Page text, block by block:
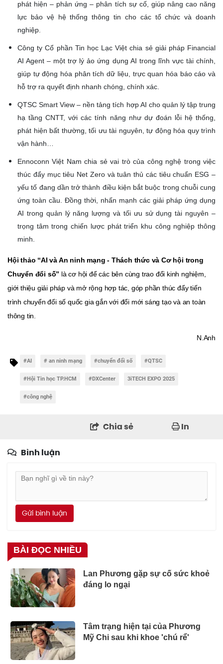
phát hiện – phản ứng – phân tích sự cố, giúp nâng cao năng
lực bảo vệ hệ thống thông tin cho các tổ chức và doanh
nghiệp.
Công ty Cổ phần Tin học Lạc Việt chia sẻ giải pháp Financial
AI Agent – một trợ lý ảo ứng dụng AI trong lĩnh vực tài chính,
giúp tự động hóa phân tích dữ liệu, trực quan hóa báo cáo và
hỗ trợ ra quyết định nhanh chóng, chính xác.
QTSC Smart View – nền tảng tích hợp AI cho quản lý tập trung
hạ tầng CNTT, với các tính năng như dự đoán lỗi hệ thống,
phát hiện bất thường, tối ưu tài nguyên, tự động hóa quy trình
vận hành…
Ennoconn Việt Nam chia sẻ vai trò của công nghệ trong việc
thúc đẩy mục tiêu Net Zero và tuân thủ các tiêu chuẩn ESG –
yếu tố đang dần trở thành điều kiện bắt buộc trong chuỗi cung
ứng toàn cầu. Đồng thời, nhấn mạnh các giải pháp ứng dụng
AI trong quản lý năng lượng và tối ưu sử dụng tài nguyên –
trọng tâm trong chiến lược phát triển khu công nghiệp thông
minh.
Hội thảo “AI và An ninh mạng - Thách thức và Cơ hội trong
Chuyển đổi số” là cơ hội để các bên cùng trao đổi kinh nghiệm,
giới thiệu giải pháp và mở rộng hợp tác, góp phần thúc đẩy tiến
trình chuyển đổi số quốc gia gắn với đổi mới sáng tạo và an toàn
thông tin.
N.Anh
#AI # an ninh mạng #chuyển đổi số #QTSC
#Hội Tin học TP.HCM #DXCenter 3iTECH EXPO 2025
#công nghệ
Chia sẻ In
Bình luận
Gửi bình luận
BÀI ĐỌC NHIỀU
Lan Phương gặp sự cố sức khoẻ
đáng lo ngại
Tâm trạng hiện tại của Phương
Mỹ Chi sau khi khoe 'chú rể'